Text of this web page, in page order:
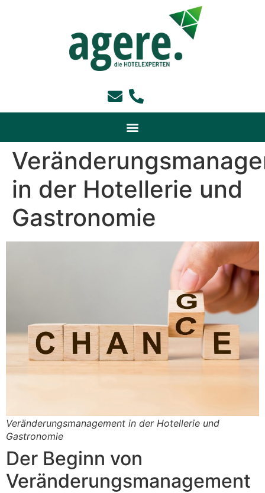
in der Hotellerie und
Gastronomie
Veränderungsmanagement in der Hotellerie und
Gastronomie
Der Beginn von
Veränderungsmanagement